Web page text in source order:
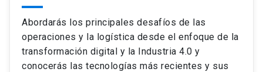
Abordarás los principales desafíos de las
operaciones y la logística desde el enfoque de la
transformación digital y la Industria 4.0 y
conocerás las tecnologías más recientes y sus